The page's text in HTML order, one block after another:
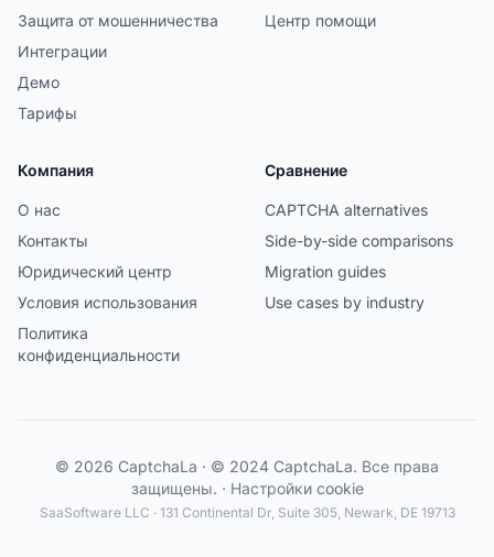
Защита от мошенничества
Интеграции
Демо
Тарифы
Центр помощи
Компания
О нас
Контакты
Юридический центр
Условия использования
Политика
конфиденциальности
Сравнение
CAPTCHA alternatives
Side-by-side comparisons
Migration guides
Use cases by industry
© 2026 CaptchaLa · © 2024 CaptchaLa. Все права
защищены. · Настройки cookie
SaaSoftware LLC · 131 Continental Dr, Suite 305, Newark, DE 19713